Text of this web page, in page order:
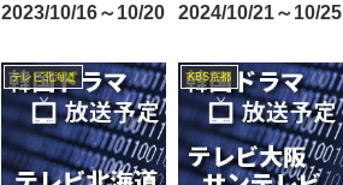
2023/10/16～10/20
2024/10/21～10/25
テレビ北海道 KBS京都